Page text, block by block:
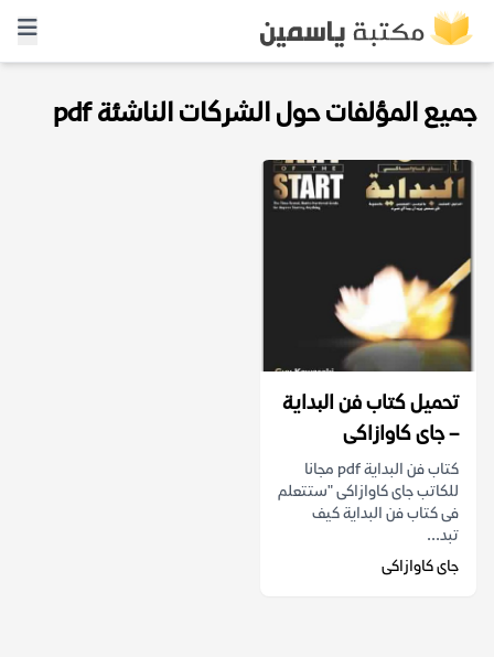
جميع المؤلفات حول الشركات الناشئة pdf
تحميل كتاب فن البداية
– جاى كاوازاكى
كتاب فن البداية pdf مجانا
للكاتب جاى كاوازاكى "ستتعلم
فى كتاب فن البداية كيف
تبد...
جاى كاوازاكى